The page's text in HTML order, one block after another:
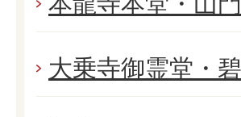
大乗寺御霊堂・